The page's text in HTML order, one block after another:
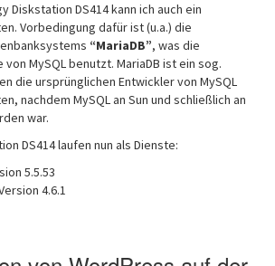
Diskstation DS414 kann ich auch ein
Vorbedingung dafür ist (u.a.) die
“MariaDB”, was die
MySQL benutzt. MariaDB ist ein sog.
die ursprünglichen Entwickler von MySQL
nachdem MySQL an Sun und schließlich an
war.
DS414 laufen nun als Dienste:
5.5.53
4.6.1